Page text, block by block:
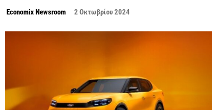
Economix Newsroom 2 Οκτωβρίου 2024